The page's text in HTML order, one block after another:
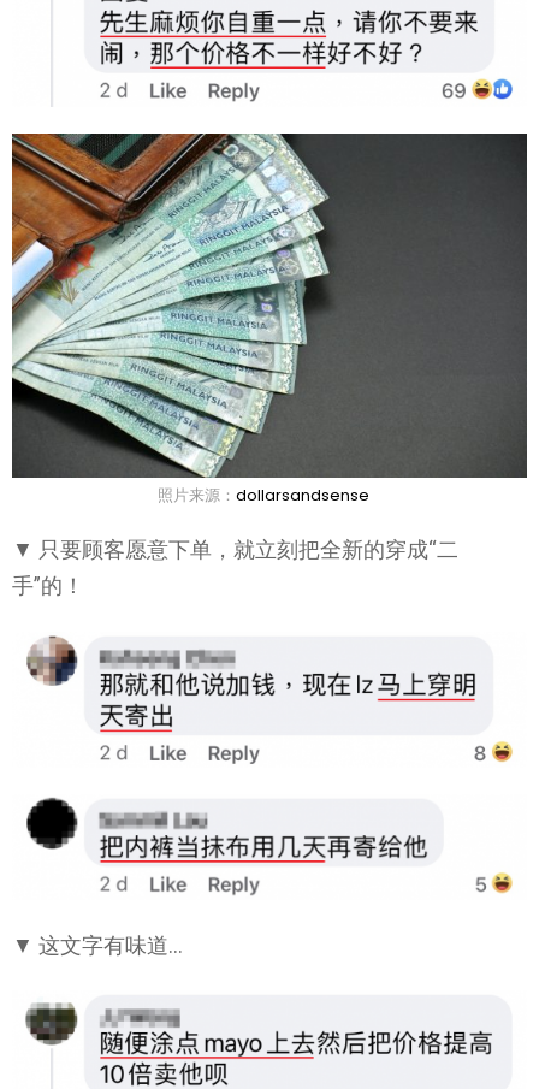
照片来源： dollarsandsense
▼ 只要顾客愿意下单，就立刻把全新的穿成“二
手”的！
▼ 这文字有味道…